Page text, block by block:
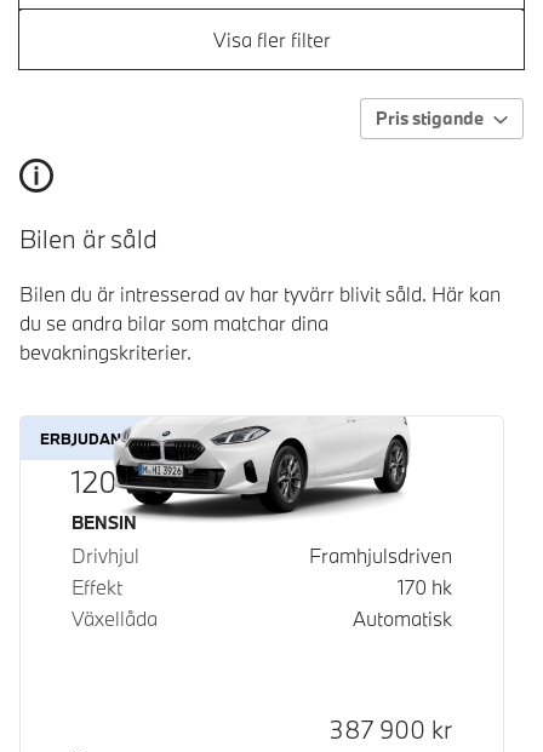
Visa fler filter
Pris stigande
Bilen är såld
Bilen du är intresserad av har tyvärr blivit såld. Här kan
du se andra bilar som matchar dina
bevakningskriterier.
ERBJUDANDE
120
Bränsle
BENSIN
Drivhjul
Framhjulsdriven
Effekt
170 hk
Växellåda
Automatisk
Kontantpris
387 900 kr